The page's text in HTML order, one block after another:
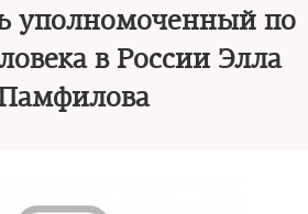
уполномоченный по
в России Элла